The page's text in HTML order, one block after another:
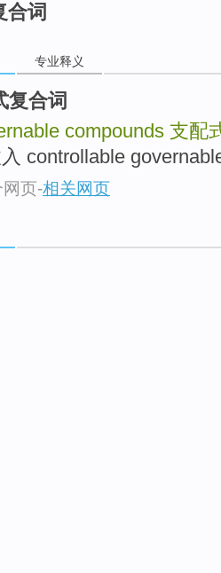
合词
专业释义
复合词
compounds 支配
controllable
页-相关网页